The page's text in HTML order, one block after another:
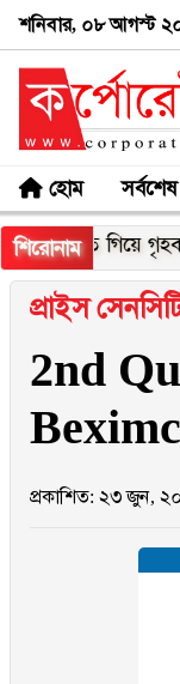
শনিবার, ০৮ আগস্ট
হোম সর্বশেষ
শিরোনাম
ধুতে গিয়ে গৃহবধূর
প্রাইস
2nd
প্রকাশিত: ২৩ জুন,